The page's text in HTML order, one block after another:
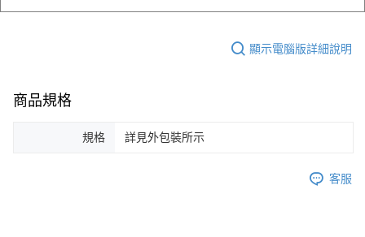
顯示電腦版詳細說明
商品規格
規格 詳見外包裝所示
客服